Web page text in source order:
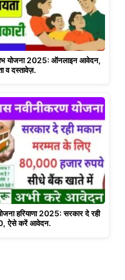
लाभ योजना 2025: ऑनलाइन आवेदन,
व दस्तावेज़.
हरियाणा 2025: सरकार दे रही
ऐसे करें आवेदन.